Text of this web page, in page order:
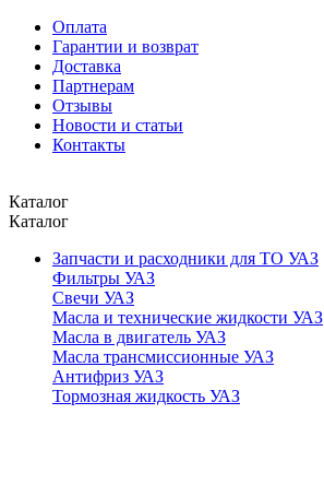
Оплата
Гарантии и возврат
Доставка
Партнерам
Отзывы
Новости и статьи
Контакты
Каталог
Каталог
Запчасти и расходники для ТО УАЗ
Фильтры УАЗ
Свечи УАЗ
Масла и технические жидкости УАЗ
Масла в двигатель УАЗ
Масла трансмиссионные УАЗ
Антифриз УАЗ
Тормозная жидкость УАЗ